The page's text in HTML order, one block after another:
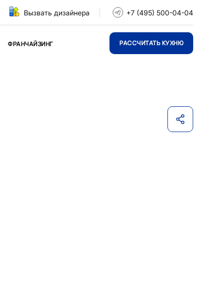
Вызвать дизайнера +7 (495) 500-04-04
ФРАНЧАЙЗИНГ РАССЧИТАТЬ КУХНЮ